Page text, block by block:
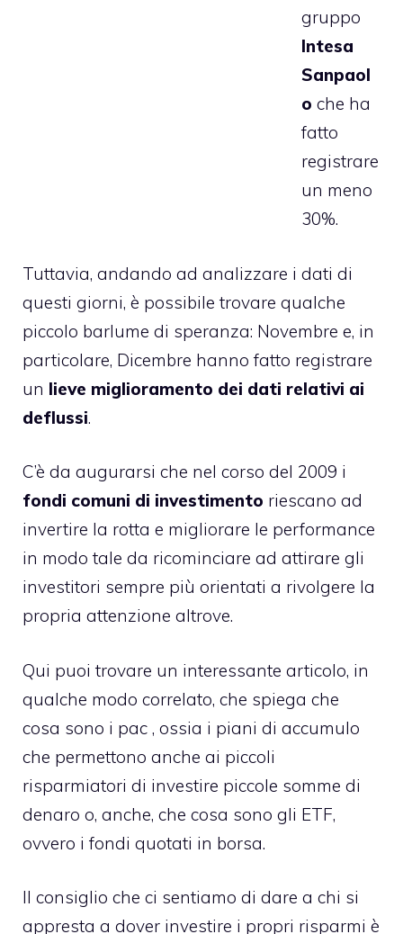
gruppo
Intesa
Sanpaol
o che ha
fatto
registrare
un meno
30%.
Tuttavia, andando ad analizzare i dati di
questi giorni, è possibile trovare qualche
piccolo barlume di speranza: Novembre e, in
particolare, Dicembre hanno fatto registrare
un lieve miglioramento dei dati relativi ai
deflussi.
C’è da augurarsi che nel corso del 2009 i
fondi comuni di investimento riescano ad
invertire la rotta e migliorare le performance
in modo tale da ricominciare ad attirare gli
investitori sempre più orientati a rivolgere la
propria attenzione altrove.
Qui puoi trovare un interessante articolo, in
qualche modo correlato, che spiega che
cosa sono i pac , ossia i piani di accumulo
che permettono anche ai piccoli
risparmiatori di investire piccole somme di
denaro o, anche, che cosa sono gli ETF,
ovvero i fondi quotati in borsa.
Il consiglio che ci sentiamo di dare a chi si
appresta a dover investire i propri risparmi è